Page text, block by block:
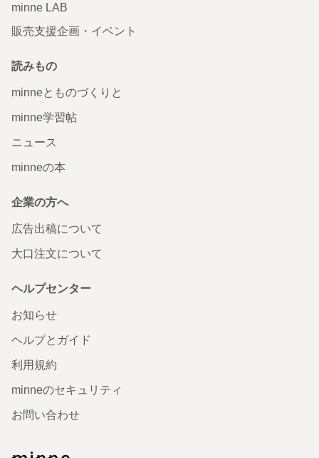
minne LAB
販売支援企画・イベント
読みもの
minneとものづくりと
minne学習帖
ニュース
minneの本
企業の方へ
広告出稿について
大口注文について
ヘルプセンター
お知らせ
ヘルプとガイド
利用規約
minneのセキュリティ
お問い合わせ